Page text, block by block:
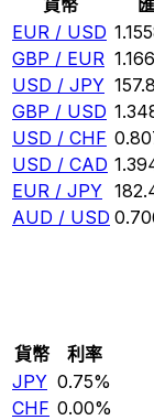
貨幣
EUR / USD
GBP / EUR
USD / JPY
GBP / USD
USD / CHF
USD / CAD
EUR / JPY
AUD / USD
貨幣
利率
JPY 0.75%
CHF 0.00%